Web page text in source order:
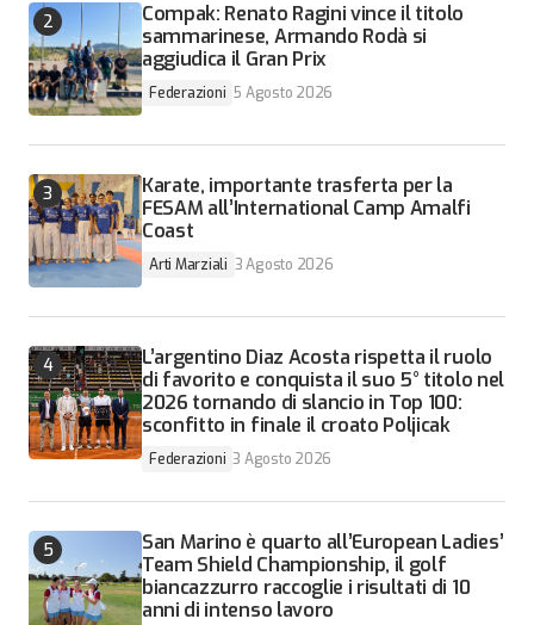
Compak: Renato Ragini vince il titolo
sammarinese, Armando Rodà si
aggiudica il Gran Prix
Federazioni 5 Agosto 2026
Karate, importante trasferta per la
FESAM all’International Camp Amalfi
Coast
Arti Marziali 3 Agosto 2026
L’argentino Diaz Acosta rispetta il ruolo
di favorito e conquista il suo 5° titolo nel
2026 tornando di slancio in Top 100:
sconfitto in finale il croato Poljicak
Federazioni 3 Agosto 2026
San Marino è quarto all’European Ladies’
Team Shield Championship, il golf
biancazzurro raccoglie i risultati di 10
anni di intenso lavoro